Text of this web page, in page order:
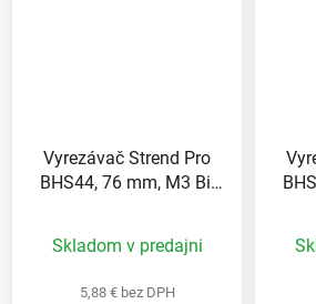
Vyrezávač Strend Pro
BHS44, 76 mm, M3 Bi-
Skladom v predajni
5,88 € bez DPH